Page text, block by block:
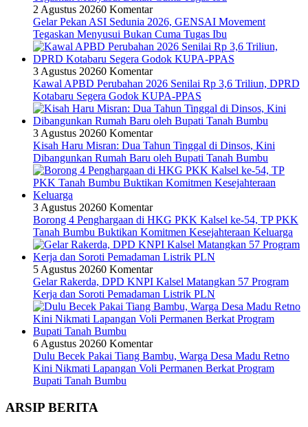
2 Agustus 20260 Komentar
Gelar Pekan ASI Sedunia 2026, GENSAI Movement
Tegaskan Menyusui Bukan Cuma Tugas Ibu
3 Agustus 20260 Komentar
Kawal APBD Perubahan 2026 Senilai Rp 3,6 Triliun, DPRD
Kotabaru Segera Godok KUPA-PPAS
3 Agustus 20260 Komentar
Kisah Haru Misran: Dua Tahun Tinggal di Dinsos, Kini
Dibangunkan Rumah Baru oleh Bupati Tanah Bumbu
3 Agustus 20260 Komentar
Borong 4 Penghargaan di HKG PKK Kalsel ke-54, TP PKK
Tanah Bumbu Buktikan Komitmen Kesejahteraan Keluarga
5 Agustus 20260 Komentar
Gelar Rakerda, DPD KNPI Kalsel Matangkan 57 Program
Kerja dan Soroti Pemadaman Listrik PLN
6 Agustus 20260 Komentar
Dulu Becek Pakai Tiang Bambu, Warga Desa Madu Retno
Kini Nikmati Lapangan Voli Permanen Berkat Program
Bupati Tanah Bumbu
ARSIP BERITA